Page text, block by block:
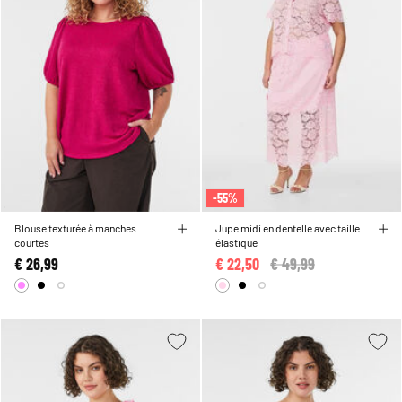
Blouse texturée à manches
courtes
€ 26,99
-55%
Jupe midi en dentelle avec taille
élastique
Price reduced from
€ 49,99
€ 22,50